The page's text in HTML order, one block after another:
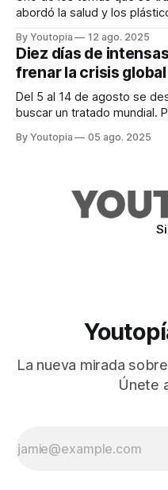
abordó la salud y los plásticos. Investigaciones
By Youtopia 12 ago. 2025
Diez días de
frenar la crisis
Del 5 al 14 de agosto se
buscar un tratado mundial.
By Youtopia 05 ago. 2025
La nueva mirada
Únete